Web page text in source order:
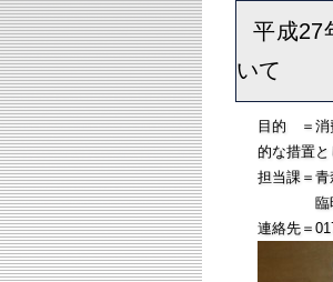
平成27
いて
目的 ＝消
的な措置と
担当課＝
臨時福
連絡先＝